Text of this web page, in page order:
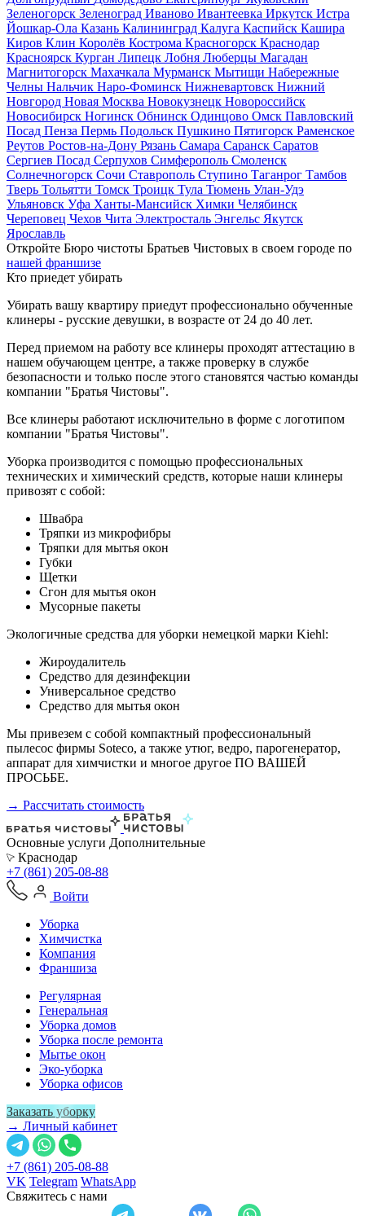
Зеленогорск Зеленоград Иваново Ивантеевка Иркутск Истра
Йошкар-Ола Казань Калининград Калуга Каспийск Кашира
Киров Клин Королёв Кострома Красногорск Краснодар
Красноярск Курган Липецк Лобня Люберцы Магадан
Магнитогорск Махачкала Мурманск Мытищи Набережные
Челны Нальчик Наро-Фоминск Нижневартовск Нижний
Новгород Новая Москва Новокузнецк Новороссийск
Новосибирск Ногинск Обнинск Одинцово Омск Павловский
Посад Пенза Пермь Подольск Пушкино Пятигорск Раменское
Реутов Ростов-на-Дону Рязань Самара Саранск Саратов
Сергиев Посад Серпухов Симферополь Смоленск
Солнечногорск Сочи Ставрополь Ступино Таганрог Тамбов
Тверь Тольятти Томск Троицк Тула Тюмень Улан-Удэ
Ульяновск Уфа Ханты-Мансийск Химки Челябинск
Череповец Чехов Чита Электросталь Энгельс Якутск
Ярославль
Откройте Бюро чистоты Братьев Чистовых в своем городе по
нашей франшизе
Кто приедет убирать
Убирать вашу квартиру приедут профессионально обученные
клинеры - русские девушки, в возрасте от 24 до 40 лет.
Перед приемом на работу все клинеры проходят аттестацию в
нашем обучающем центре, а также проверку в службе
безопасности и только после этого становятся частью команды
компании "Братья Чистовы".
Все клинеры работают исключительно в форме с логотипом
компании "Братья Чистовы".
Уборка производится с помощью профессиональных
технических и химический средств, которые наши клинеры
привозят с собой:
Швабра
Тряпки из микрофибры
Тряпки для мытья окон
Губки
Щетки
Сгон для мытья окон
Мусорные пакеты
Экологичные средства для уборки немецкой марки Kiehl:
Жироудалитель
Средство для дезинфекции
Универсальное средство
Средство для мытья окон
Мы привезем с собой компактный профессиональный
пылесос фирмы Soteco, а также утюг, ведро, парогенератор,
аппарат для химчистки и многое другое ПО ВАШЕЙ
ПРОСЬБЕ.
→ Рассчитать стоимость
Основные услуги Дополнительные
Краснодар
+7 (861) 205-08-88
Войти
Уборка
Химчистка
Компания
Франшиза
Регулярная
Генеральная
Уборка домов
Уборка после ремонта
Мытье окон
Эко-уборка
Уборка офисов
Заказать уборку
→ Личный кабинет
+7 (861) 205-08-88
VK Telegram WhatsApp
Свяжитесь с нами